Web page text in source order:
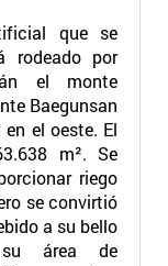
que se
rodeado por
el monte
Baegunsan
el oeste. El
m². Se
riego
se convirtió
a su bello
área de